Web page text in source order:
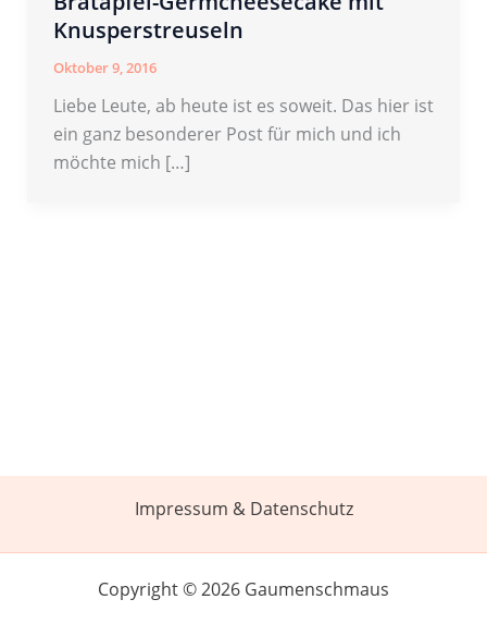
Knusperstreuseln
Oktober 9, 2016
Liebe Leute, ab heute ist es soweit. Das hier ist
ein ganz besonderer Post für mich und ich
möchte mich […]
Impressum & Datenschutz
Copyright © 2026 Gaumenschmaus